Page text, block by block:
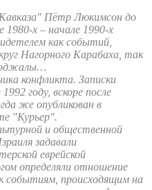
Пётр Люкимсон до
1980-х – начале 1990-х
как событий,
Нагорного Карабаха, так
конфликта. Записки
году, вскоре после
же опубликован в
"Курьер".
и общественной
задавали
еврейской
определяли отношение
событиям, происходящим на